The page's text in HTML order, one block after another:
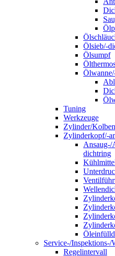
Ölsieb/-
Ölsumpf
Tuning
Werkzeuge
Zylinder/Kolben
Zylinderkopf/-
Ansaug-/
dichtring
Service-/Inspektions-/
Regelintervall